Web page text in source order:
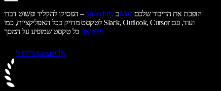
הפסיקו להקליד ופשוט דברו – Speechify בMacהופכת את הדיבור שלכם
לטקסט מדויק בכל האפליקציות, כמו Slack, Outlook, Cursor ועוד, וגם
מקריאהכל טקסט שמופיע על המסך
הורידו ל-macOS